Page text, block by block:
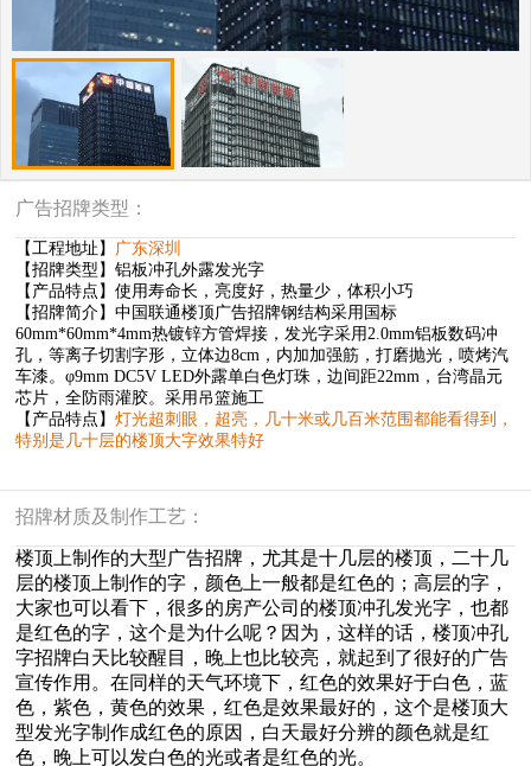
广告招牌类型：
【工程地址】
广东深圳
【招牌类型】铝板冲孔外露发光字
【产品特点】使用寿命长，亮度好，热量少，体积小巧
【招牌简介】中国联通楼顶广告招牌钢结构采用国标
60mm*60mm*4mm热镀锌方管焊接，发光字采用2.0mm铝板数码冲
孔，等离子切割字形，立体边8cm，内加加强筋，打磨抛光，喷烤汽
车漆。φ9mm DC5V LED外露单白色灯珠，边间距22mm，台湾晶元
芯片，全防雨灌胶。采用吊篮施工
【产品特点】灯光超刺眼，超亮，几十米或几百米范围都能看得到，
特别是几十层的楼顶大字效果特好
招牌材质及制作工艺：
楼顶上制作的大型广告招牌，尤其是十几层的楼顶，二十几
层的楼顶上制作的字，颜色上一般都是红色的；高层的字，
大家也可以看下，很多的房产公司的楼顶冲孔发光字，也都
是红色的字，这个是为什么呢？因为，这样的话，楼顶冲孔
字招牌白天比较醒目，晚上也比较亮，就起到了很好的广告
宣传作用。在同样的天气环境下，红色的效果好于白色，蓝
色，紫色，黄色的效果，红色是效果最好的，这个是楼顶大
型发光字制作成红色的原因，白天最好分辨的颜色就是红
色，晚上可以发白色的光或者是红色的光。